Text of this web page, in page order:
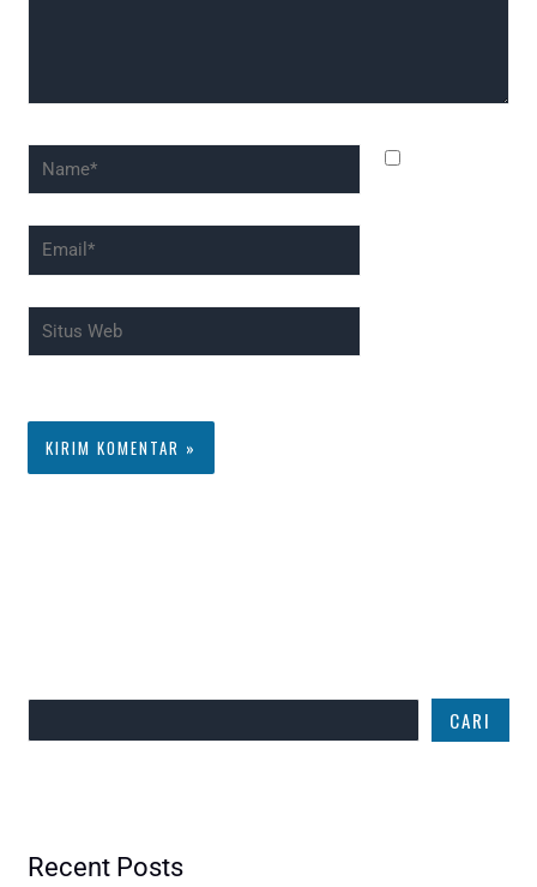
Name*
Email*
Situs
Web
CARI
Recent Posts